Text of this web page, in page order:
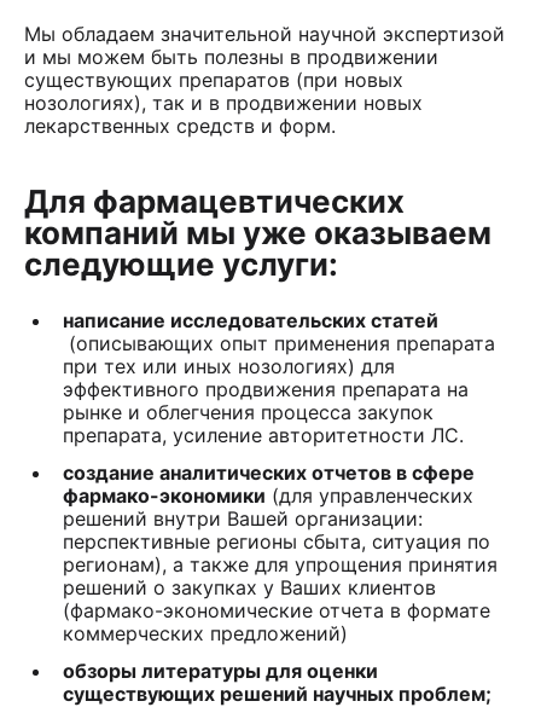
Мы обладаем значительной научной экспертизой
и мы можем быть полезны в продвижении
существующих препаратов (при новых
нозологиях), так и в продвижении новых
лекарственных средств и форм.
Для фармацевтических
компаний мы уже оказываем
следующие услуги:
написание исследовательских статей
(описывающих опыт применения препарата
при тех или иных нозологиях) для
эффективного продвижения препарата на
рынке и облегчения процесса закупок
препарата, усиление авторитетности ЛС.
создание аналитических отчетов в сфере
фармако-экономики (для управленческих
решений внутри Вашей организации:
перспективные регионы сбыта, ситуация по
регионам), а также для упрощения принятия
решений о закупках у Ваших клиентов
(фармако-экономические отчета в формате
коммерческих предложений)
обзоры литературы для оценки
существующих решений научных проблем;